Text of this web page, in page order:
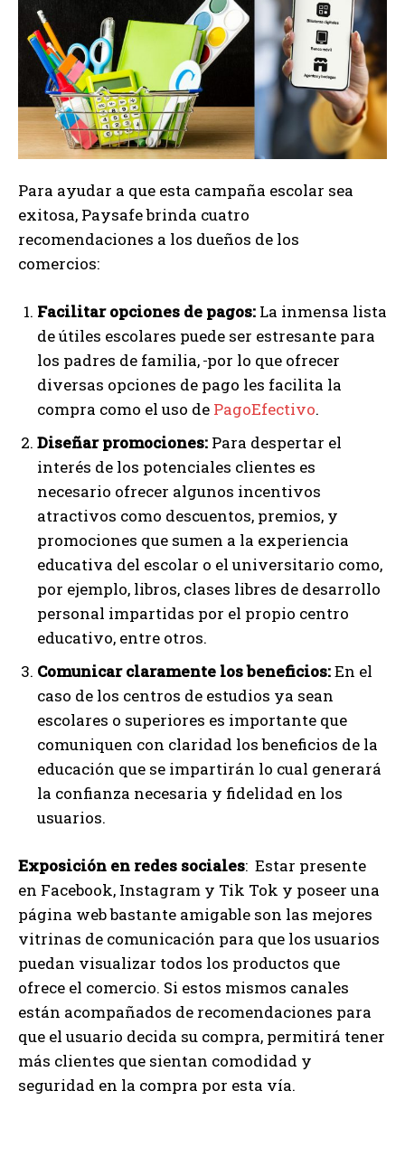
Para ayudar a que esta campaña escolar sea
exitosa, Paysafe brinda cuatro
recomendaciones a los dueños de los
comercios:
Facilitar opciones de pagos: La inmensa lista
de útiles escolares puede ser estresante para
los padres de familia, por lo que ofrecer
diversas opciones de pago les facilita la
compra como el uso de PagoEfectivo.
Diseñar promociones: Para despertar el
interés de los potenciales clientes es
necesario ofrecer algunos incentivos
atractivos como descuentos, premios, y
promociones que sumen a la experiencia
educativa del escolar o el universitario como,
por ejemplo, libros, clases libres de desarrollo
personal impartidas por el propio centro
educativo, entre otros.
Comunicar claramente los beneficios:En el
caso de los centros de estudios ya sean
escolares o superiores es importante que
comuniquen con claridad los beneficios de la
educación que se impartirán lo cual generará
la confianza necesaria y fidelidad en los
usuarios.
Exposición en redes sociales: Estar presente
en Facebook, Instagram y Tik Tok y poseer una
página web bastante amigable son las mejores
vitrinas de comunicación para que los usuarios
puedan visualizar todos los productos que
ofrece el comercio. Si estos mismos canales
están acompañados de recomendaciones para
que el usuario decida su compra, permitirá tener
más clientes que sientan comodidad y
seguridad en la compra por esta vía.